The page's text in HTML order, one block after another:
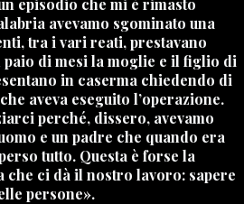
avevamo sgominato una
tra i vari reati, prestavano
paio di mesi la moglie e il figlio di
in caserma chiedendo di
aveva eseguito l’operazione.
perché, dissero, avevamo
e un padre che quando era
tutto. Questa è forse la
che ci dà il nostro lavoro: sapere
persone».